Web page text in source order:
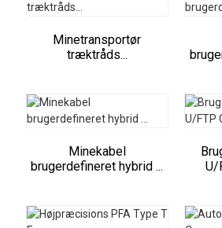
Minetransportør
træktråds...
Minekabel
brugerdefineret hybrid ...
U/